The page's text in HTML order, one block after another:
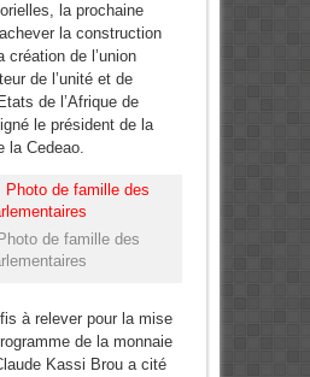
la prochaine
la construction
création de l’union
de l’unité et de
de l’Afrique de
le président de la
la Cedeao.
de famille des
à relever pour la mise
de la monnaie
Kassi Brou a cité